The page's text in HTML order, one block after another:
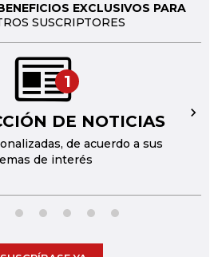
EXCLUSIVOS PARA
SUSCRIPTORES
1
DE NOTICIAS
de acuerdo a sus
de interés
→